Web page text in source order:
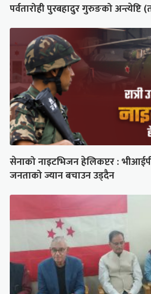
पर्वतारोही पुरबहादुर गुरुङको अन्त्येष्टि
सेनाको नाइटभिजन हेलिकप्टर :
जनताको ज्यान बचाउन उड्दैन